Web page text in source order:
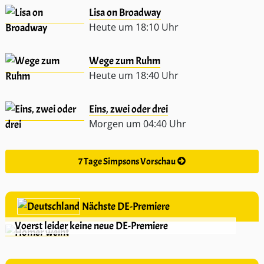
Lisa on Broadway
Heute um 18:10 Uhr
Wege zum Ruhm
Heute um 18:40 Uhr
Eins, zwei oder drei
Morgen um 04:40 Uhr
7 Tage Simpsons Vorschau
Nächste DE-Premiere
Voerst leider keine neue DE-Premiere